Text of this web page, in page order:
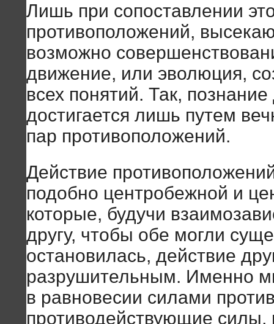
Лишь при сопоставлении
противоположений,
возможно
движение, или эволюция,
всех понятий. Так,
достигается лишь путем
пар противоположений.
Действие
подобно центробежной и
которые, будучи
другу, чтобы обе могли
остановилась, действие
разрушительным. Именно
в равновесии силами
противодействующие силы,